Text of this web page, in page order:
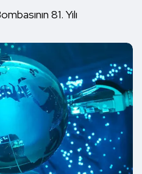
81. Yılı